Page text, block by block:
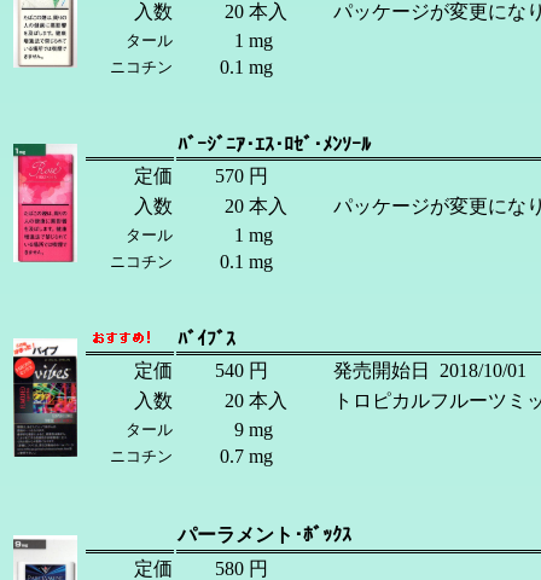
入数
20 本入 パッケージが変更にな
タール 1 mg
ニコチン 0.1 mg
ﾊﾞｰｼﾞﾆｱ･ｴｽ･ﾛｾﾞ･ﾒﾝｿｰﾙ
定価
570 円
入数
20 本入 パッケージが変更にな
タール 1 mg
ニコチン 0.1 mg
ﾊﾞｲﾌﾞｽ
定価
540 円 発売開始日
2018/10/01
入数
20 本入 トロピカルフルーツミ
タール 9 mg
ニコチン 0.7 mg
パーラメント･ﾎﾞｯｸｽ
定価
580 円